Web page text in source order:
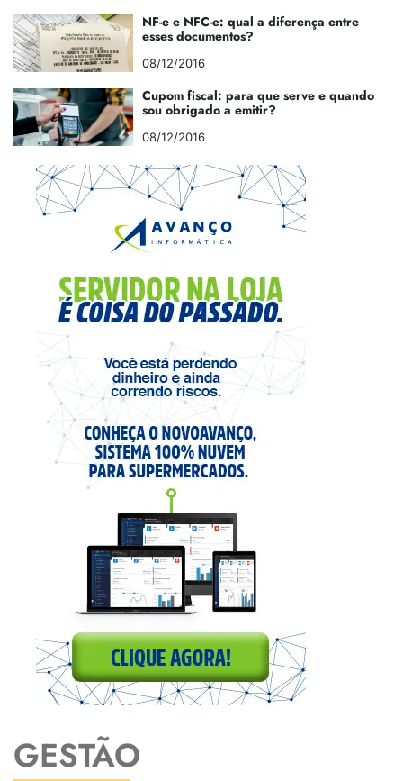
NF-e e NFC-e: qual a diferença entre
esses documentos?
08/12/2016
Cupom fiscal: para que serve e quando
sou obrigado a emitir?
08/12/2016
GESTÃO